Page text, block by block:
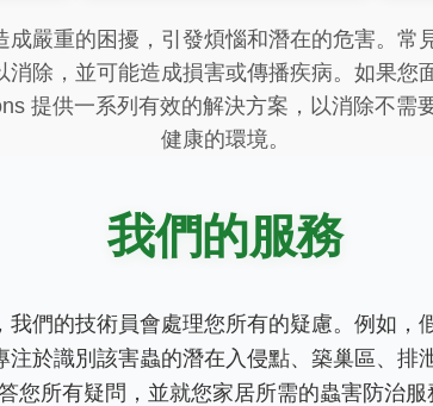
嚴重的困擾，引發煩惱和潛在的危害。常
消除，並可能造成損害或傳播疾病。如果您
提供一系列有效的解決方案，以消除不需
健康的環境。
我們的服務
我們的技術員會處理您所有的疑慮。例如，
注於識別該害蟲的潛在入侵點、築巢區、排
您所有疑問，並就您家居所需的蟲害防治